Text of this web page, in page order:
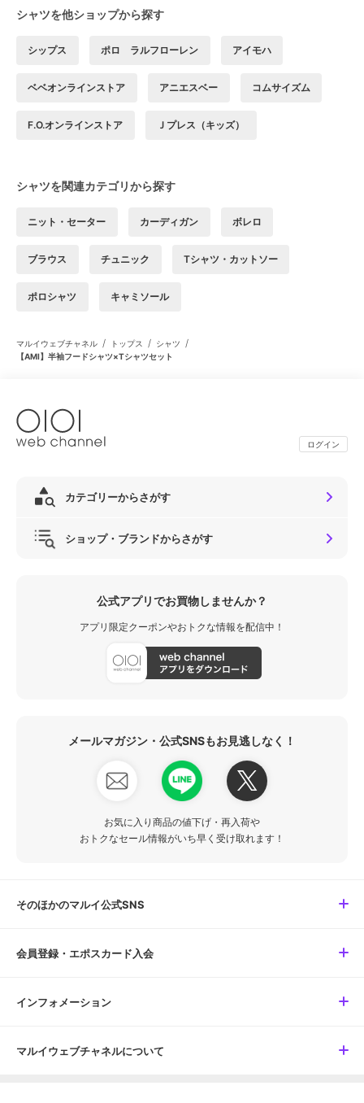
シャツを他ショップから探す
シップス ポロ ラルフローレン アイモハ
ベベオンラインストア アニエスベー コムサイズム
F.O.オンラインストア Ｊプレス（キッズ）
シャツを関連カテゴリから探す
ニット・セーター カーディガン ボレロ
ブラウス チュニック Tシャツ・カットソー
ポロシャツ キャミソール
マルイウェブチャネル / トップス / シャツ /
【AMI】半袖フードシャツ×Tシャツセット
ログイン
カテゴリーからさがす
ショップ・ブランドからさがす
公式アプリでお買物しませんか？
アプリ限定クーポンやおトクな情報を配信中！
メールマガジン・公式SNSもお見逃しなく！
お気に入り商品の値下げ・再入荷や
おトクなセール情報がいち早く受け取れます！
そのほかのマルイ公式SNS
会員登録・エポスカード入会
インフォメーション
マルイウェブチャネルについて